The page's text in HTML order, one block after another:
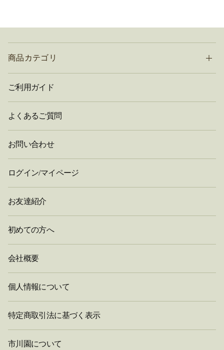
商品カテゴリ
ご利用ガイド
よくあるご質問
お問い合わせ
ログイン/マイページ
お友達紹介
初めての方へ
会社概要
個人情報について
特定商取引法に基づく表示
市川園について